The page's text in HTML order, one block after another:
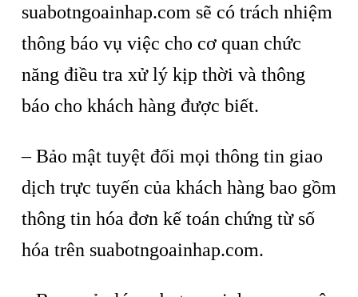
suabotngoainhap.com sẽ có trách nhiệm
thông báo vụ việc cho cơ quan chức
năng điều tra xử lý kịp thời và thông
báo cho khách hàng được biết.
– Bảo mật tuyệt đối mọi thông tin giao
dịch trực tuyến của khách hàng bao gồm
thông tin hóa đơn kế toán chứng từ số
hóa trên suabotngoainhap.com.